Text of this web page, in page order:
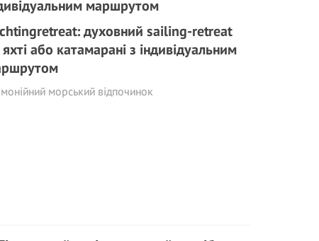
духовний sailing-retreat
або катамарані з індивідуальним
морський відпочинок